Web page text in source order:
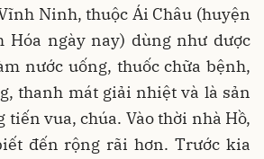
Ninh, thuộc Ái Châu (huyện
Hóa ngày nay) dùng như dược
nước uống, thuốc chữa bệnh,
thanh mát giải nhiệt và là sản
tiến vua, chúa. Vào thời nhà Hồ,
đến rộng rãi hơn. Trước kia